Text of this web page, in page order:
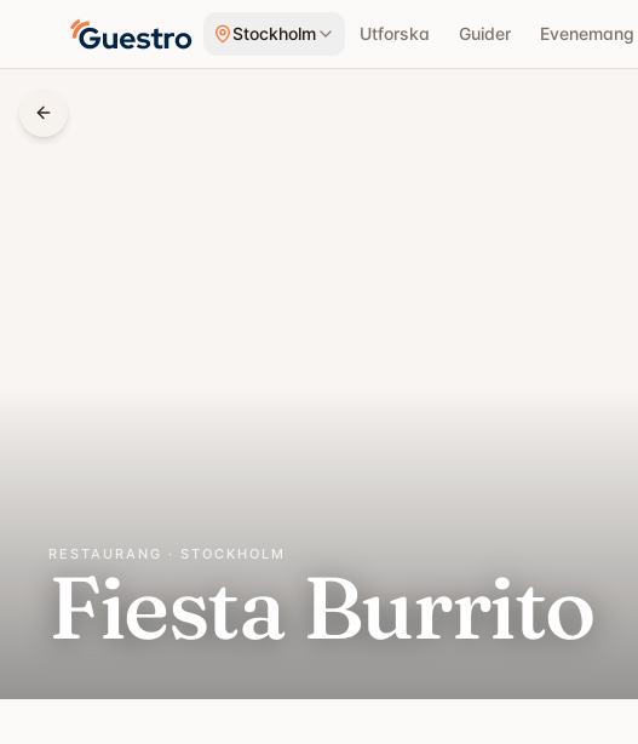
Hoppa till innehåll
Stockholm Utforska Guider Evenemang
RESTAURANG · STOCKHOLM
Fiesta Burrito